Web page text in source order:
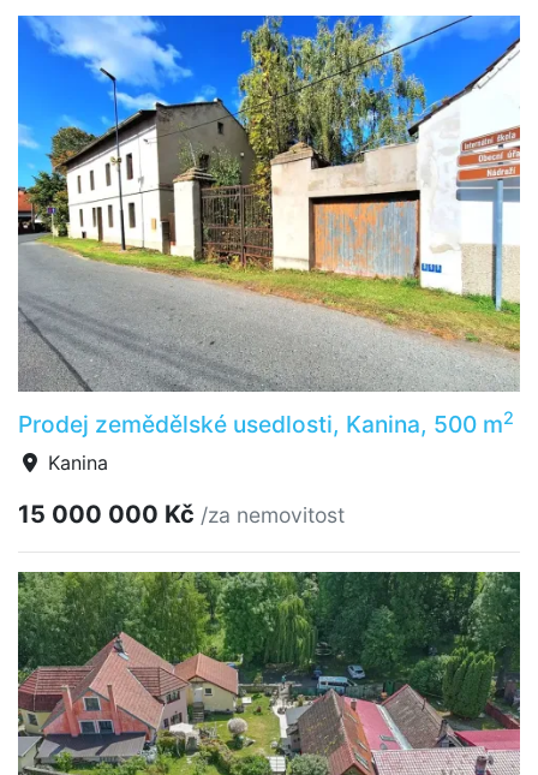
Prodej zemědělské usedlosti, Kanina, 500 m2
Kanina
15 000 000 Kč /za nemovitost